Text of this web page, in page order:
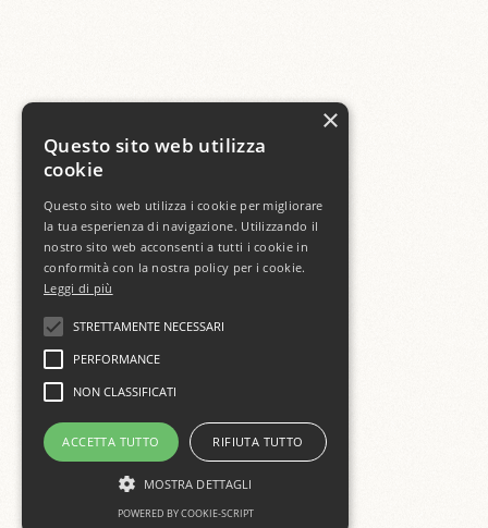
×
Questo sito web utilizza
cookie
Questo sito web utilizza i cookie per migliorare
la tua esperienza di navigazione. Utilizzando il
nostro sito web acconsenti a tutti i cookie in
conformità con la nostra policy per i cookie.
Leggi di più
STRETTAMENTE NECESSARI
PERFORMANCE
NON CLASSIFICATI
ACCETTA TUTTO RIFIUTA TUTTO
MOSTRA DETTAGLI
POWERED BY COOKIE-SCRIPT